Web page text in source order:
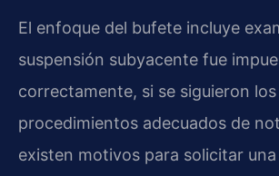
El enfoque del bufete incluye
suspensión subyacente fue
correctamente, si se siguieron los
procedimientos adecuados de
existen motivos para solicitar